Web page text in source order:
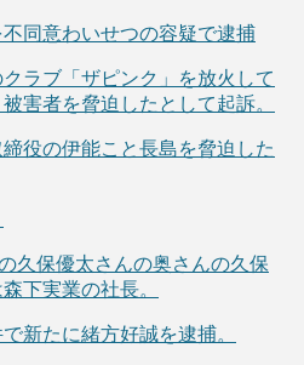
同意わいせつの容疑で逮捕
ラブ「ザピンク」を放火して
害者を脅迫したとして起訴。
役の伊能こと長島を脅迫した
久保優太さんの奥さんの久保
下実業の社長。
新たに緒方好誠を逮捕。